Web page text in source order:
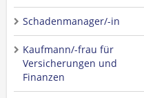
Schadenmanager/-in
Kaufmann/-frau für
Versicherungen und
Finanzen